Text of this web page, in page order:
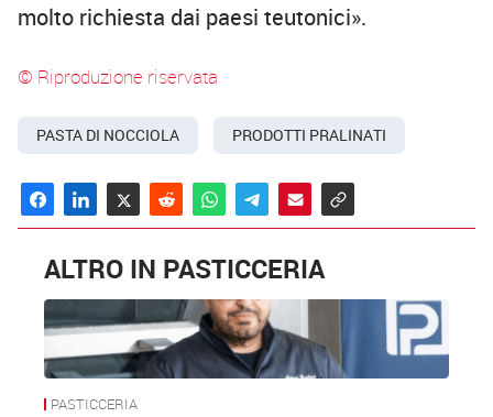
molto richiesta dai paesi teutonici».
© Riproduzione riservata
PASTA DI NOCCIOLA PRODOTTI PRALINATI
ALTRO IN PASTICCERIA
PASTICCERIA